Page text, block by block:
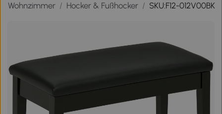
Wohnzimmer / Hocker & Fußhocker / SKU:F12-012V00BK